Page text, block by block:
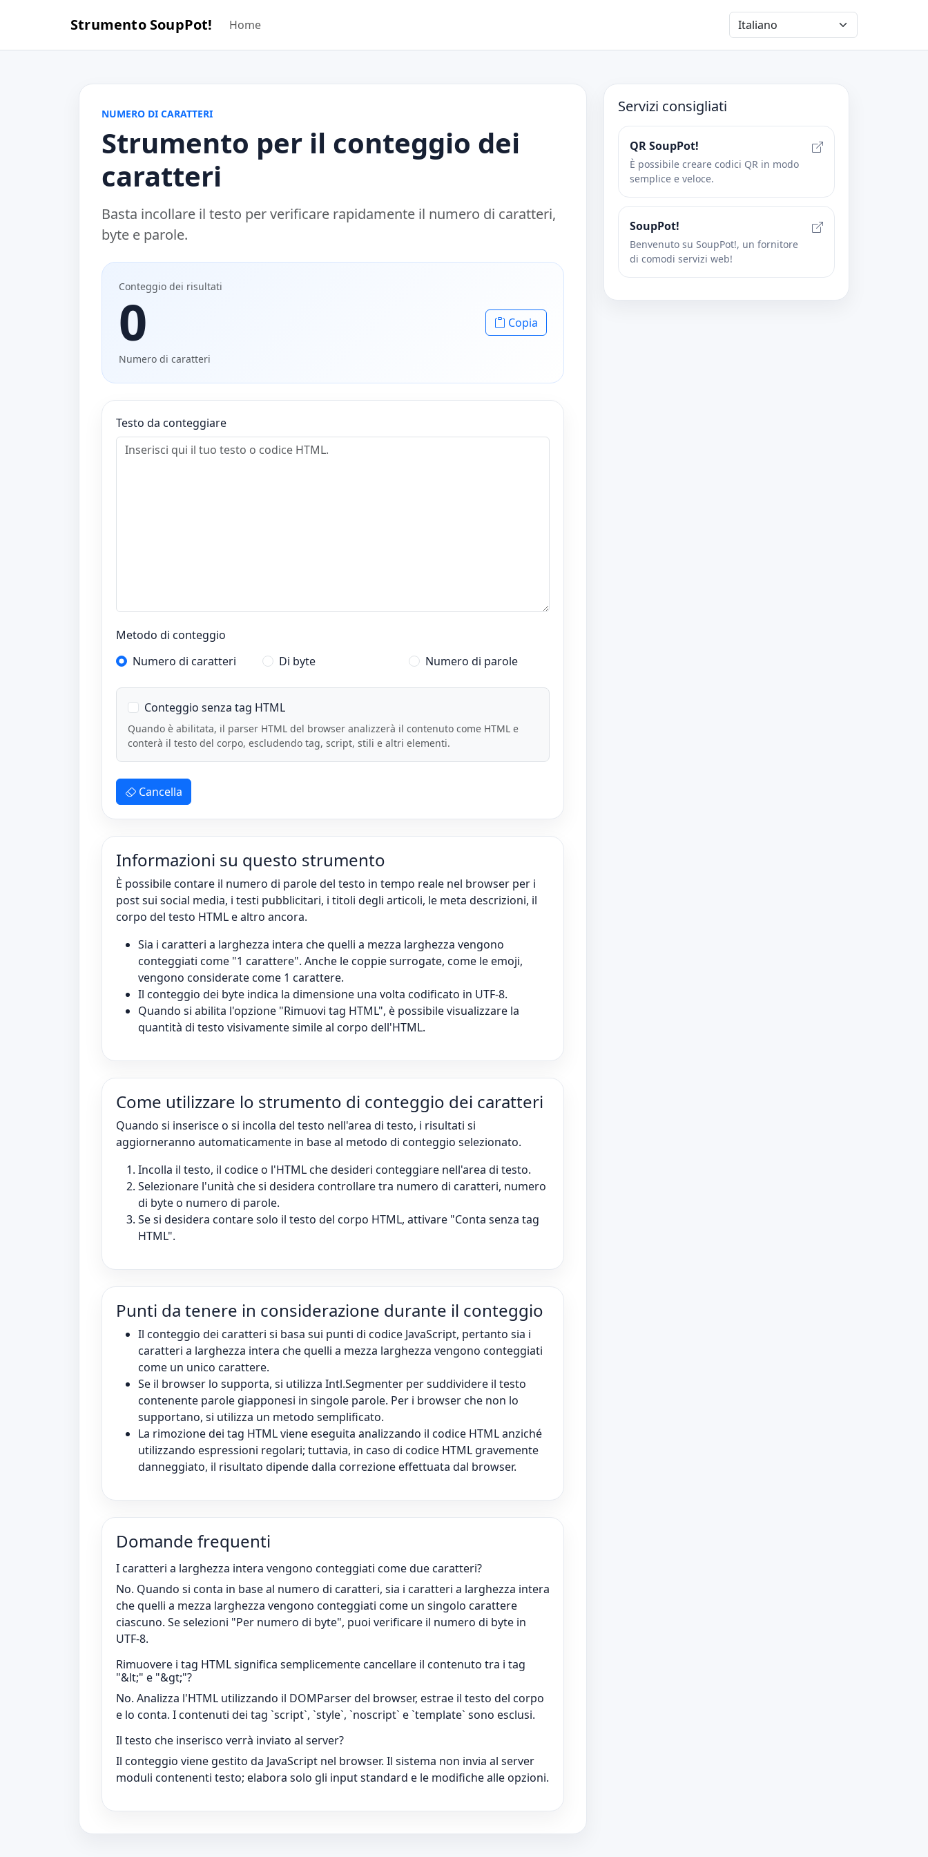
Strumento SoupPot! Home
NUMERO DI CARATTERI
Strumento per il conteggio dei
caratteri
Basta incollare il testo per verificare rapidamente il numero di caratteri,
byte e parole.
Conteggio dei risultati
0
Numero di caratteri
Copia
Testo da conteggiare
Metodo di conteggio
Numero di caratteri
Di byte Numero di parole
Conteggio senza tag HTML
Quando è abilitata, il parser HTML del browser analizzerà il contenuto come HTML e
conterà il testo del corpo, escludendo tag, script, stili e altri elementi.
Cancella
Informazioni su questo strumento
È possibile contare il numero di parole del testo in tempo reale nel browser per i
post sui social media, i testi pubblicitari, i titoli degli articoli, le meta descrizioni, il
corpo del testo HTML e altro ancora.
Sia i caratteri a larghezza intera che quelli a mezza larghezza vengono
conteggiati come "1 carattere". Anche le coppie surrogate, come le emoji,
vengono considerate come 1 carattere.
Il conteggio dei byte indica la dimensione una volta codificato in UTF-8.
Quando si abilita l'opzione "Rimuovi tag HTML", è possibile visualizzare la
quantità di testo visivamente simile al corpo dell'HTML.
Come utilizzare lo strumento di conteggio dei caratteri
Quando si inserisce o si incolla del testo nell'area di testo, i risultati si
aggiorneranno automaticamente in base al metodo di conteggio selezionato.
Incolla il testo, il codice o l'HTML che desideri conteggiare nell'area di testo.
Selezionare l'unità che si desidera controllare tra numero di caratteri, numero
di byte o numero di parole.
Se si desidera contare solo il testo del corpo HTML, attivare "Conta senza tag
HTML".
Punti da tenere in considerazione durante il conteggio
Il conteggio dei caratteri si basa sui punti di codice JavaScript, pertanto sia i
caratteri a larghezza intera che quelli a mezza larghezza vengono conteggiati
come un unico carattere.
Se il browser lo supporta, si utilizza Intl.Segmenter per suddividere il testo
contenente parole giapponesi in singole parole. Per i browser che non lo
supportano, si utilizza un metodo semplificato.
La rimozione dei tag HTML viene eseguita analizzando il codice HTML anziché
utilizzando espressioni regolari; tuttavia, in caso di codice HTML gravemente
danneggiato, il risultato dipende dalla correzione effettuata dal browser.
Domande frequenti
I caratteri a larghezza intera vengono conteggiati come due caratteri?
No. Quando si conta in base al numero di caratteri, sia i caratteri a larghezza intera
che quelli a mezza larghezza vengono conteggiati come un singolo carattere
ciascuno. Se selezioni "Per numero di byte", puoi verificare il numero di byte in
UTF-8.
Rimuovere i tag HTML significa semplicemente cancellare il contenuto tra i tag
"&lt;" e "&gt;"?
No. Analizza l'HTML utilizzando il DOMParser del browser, estrae il testo del corpo
e lo conta. I contenuti dei tag `script`, `style`, `noscript` e `template` sono esclusi.
Il testo che inserisco verrà inviato al server?
Il conteggio viene gestito da JavaScript nel browser. Il sistema non invia al server
moduli contenenti testo; elabora solo gli input standard e le modifiche alle opzioni.
Servizi consigliati
QR SoupPot!
È possibile creare codici QR in modo
semplice e veloce.
SoupPot!
Benvenuto su SoupPot!, un fornitore
di comodi servizi web!